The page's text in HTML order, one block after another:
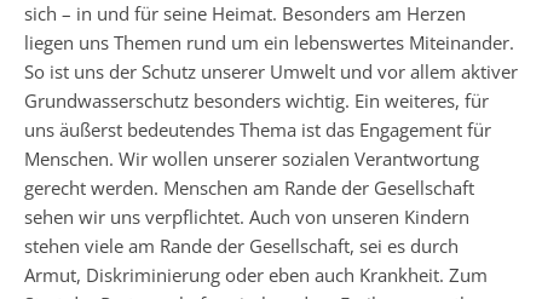
sich – in und für seine Heimat. Besonders am Herzen
liegen uns Themen rund um ein lebenswertes Miteinander.
So ist uns der Schutz unserer Umwelt und vor allem aktiver
Grundwasserschutz besonders wichtig. Ein weiteres, für
uns äußerst bedeutendes Thema ist das Engagement für
Menschen. Wir wollen unserer sozialen Verantwortung
gerecht werden. Menschen am Rande der Gesellschaft
sehen wir uns verpflichtet. Auch von unseren Kindern
stehen viele am Rande der Gesellschaft, sei es durch
Armut, Diskriminierung oder eben auch Krankheit. Zum